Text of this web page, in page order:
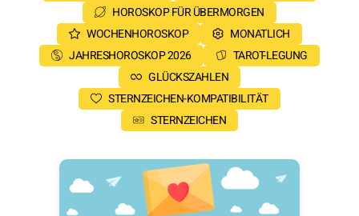
HOROSKOP FÜR ÜBERMORGEN
WOCHENHOROSKOP
MONATLICH
JAHRESHOROSKOP 2026
TAROT-LEGUNG
GLÜCKSZAHLEN
STERNZEICHEN-KOMPATIBILITÄT
STERNZEICHEN